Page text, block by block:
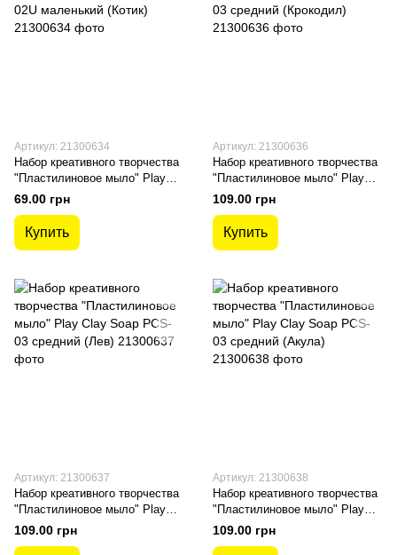
Артикул: 21300634
Набор креативного творчества
"Пластилиновое мыло" Play
Clay Soap PCS-02U маленький
69.00 грн
Купить
Артикул: 21300636
Набор креативного творчества
"Пластилиновое мыло" Play
Clay Soap PCS-03 средний
(Крокодил)
109.00 грн
Купить
Артикул: 21300637
Набор креативного творчества
"Пластилиновое мыло" Play
Clay Soap PCS-03 средний
109.00 грн
Артикул: 21300638
Набор креативного творчества
"Пластилиновое мыло" Play
Clay Soap PCS-03 средний
109.00 грн